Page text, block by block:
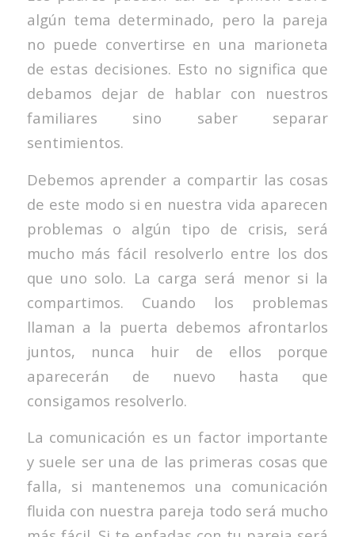
algún tema determinado, pero la pareja
no puede convertirse en una marioneta
de estas decisiones. Esto no significa que
debamos dejar de hablar con nuestros
familiares sino saber separar
sentimientos.
Debemos aprender a compartir las cosas
de este modo si en nuestra vida aparecen
problemas o algún tipo de crisis, será
mucho más fácil resolverlo entre los dos
que uno solo. La carga será menor si la
compartimos. Cuando los problemas
llaman a la puerta debemos afrontarlos
juntos, nunca huir de ellos porque
aparecerán de nuevo hasta que
consigamos resolverlo.
La comunicación es un factor importante
y suele ser una de las primeras cosas que
falla, si mantenemos una comunicación
fluida con nuestra pareja todo será mucho